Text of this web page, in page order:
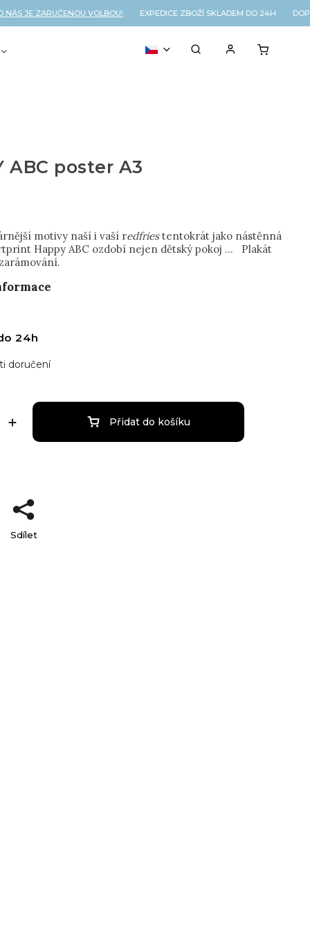
JE ZARUČENOU VOLBOU! EXPEDICE ZBOŽÍ SKLADEM DO 24H
ABC poster A3
motivy naší i vaší redfriestentokrát jako nástěnná
Happy ABC ozdobí nejen dětský pokoj ... Plakát
24h
doručení
Přidat do košíku
Sdílet